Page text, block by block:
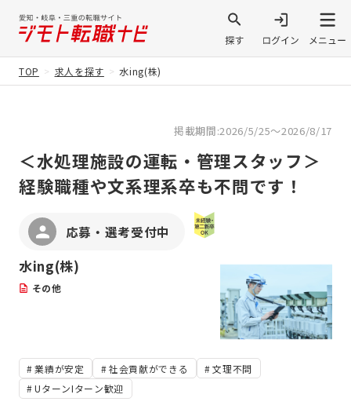
TOP 求人を探す 水ing(株)
掲載期間:2026/5/25～2026/8/17
＜水処理施設の運転・管理スタッフ＞
経験職種や文系理系卒も不問です！
応募・選考受付中
水ing(株)
その他
業績が安定 社会貢献ができる
文理不問
UターンIターン歓迎